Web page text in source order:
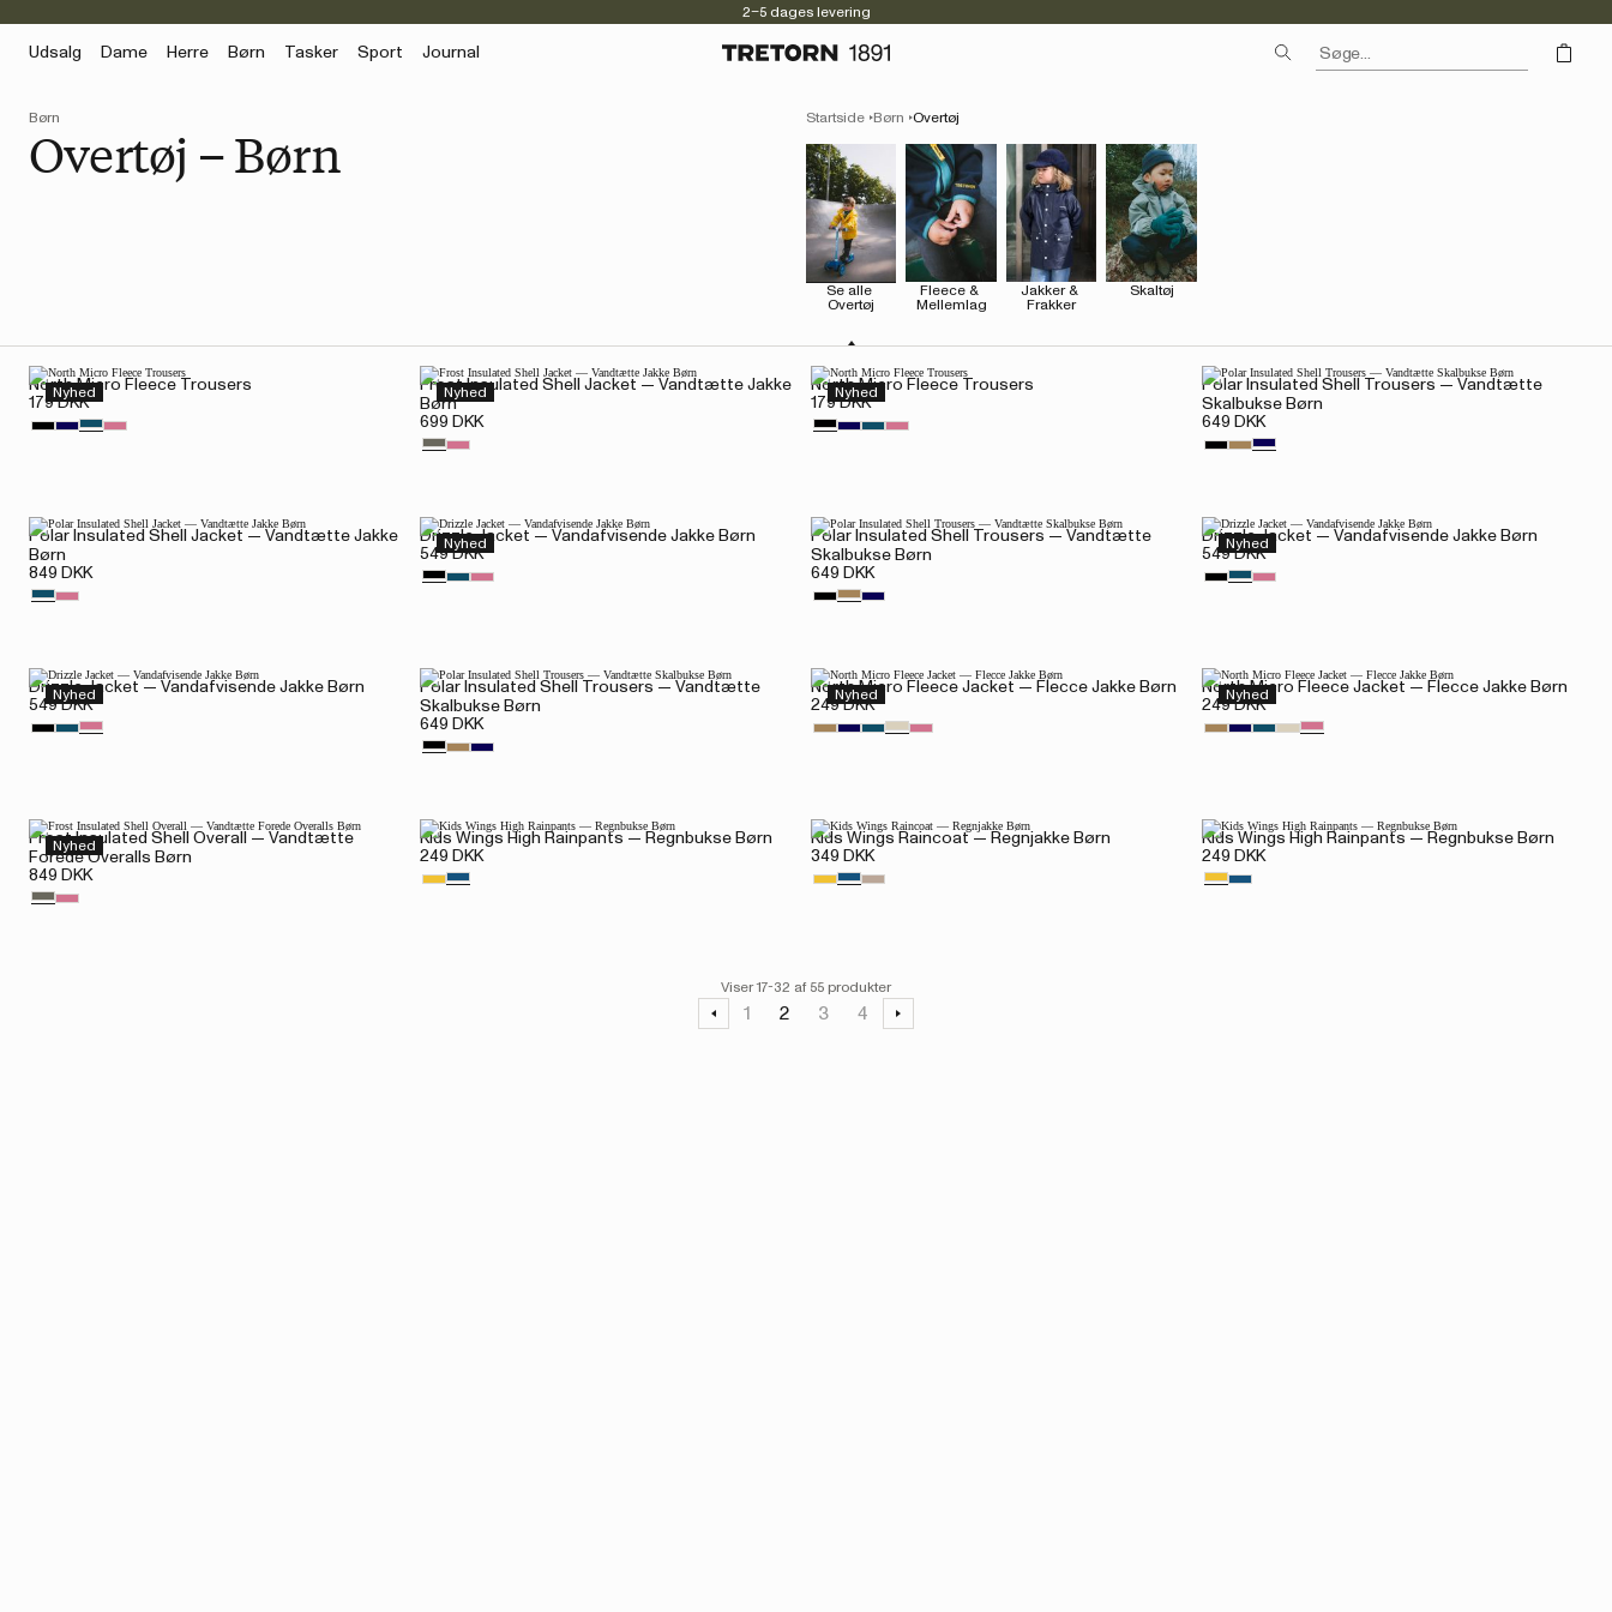
2–5 dages levering
Udsalg Dame Herre Børn Tasker Sport Journal
Børn
Overtøj – Børn
Startside Børn Overtøj
Se alle
Overtøj
Fleece &
Mellemlag
Jakker &
Frakker
Skaltøj
Nyhed
North Micro Fleece Trousers
179 DKK
Nyhed
Frost Insulated Shell Jacket — Vandtætte Jakke
Børn
699 DKK
Nyhed
North Micro Fleece Trousers
179 DKK
Polar Insulated Shell Trousers — Vandtætte
Skalbukse Børn
649 DKK
Polar Insulated Shell Jacket — Vandtætte Jakke
Børn
849 DKK
Nyhed
Drizzle Jacket — Vandafvisende Jakke Børn
549 DKK
Polar Insulated Shell Trousers — Vandtætte
Skalbukse Børn
649 DKK
Nyhed
Drizzle Jacket — Vandafvisende Jakke Børn
549 DKK
Nyhed
Drizzle Jacket — Vandafvisende Jakke Børn
549 DKK
Polar Insulated Shell Trousers — Vandtætte
Skalbukse Børn
649 DKK
Nyhed
North Micro Fleece Jacket — Flecce Jakke Børn
249 DKK
Nyhed
North Micro Fleece Jacket — Flecce Jakke Børn
249 DKK
Nyhed
Frost Insulated Shell Overall — Vandtætte
Forede Overalls Børn
849 DKK
Kids Wings High Rainpants — Regnbukse Børn
249 DKK
Kids Wings Raincoat — Regnjakke Børn
349 DKK
Kids Wings High Rainpants — Regnbukse Børn
249 DKK
Viser 17-32 af 55 produkter
1 2 3 4